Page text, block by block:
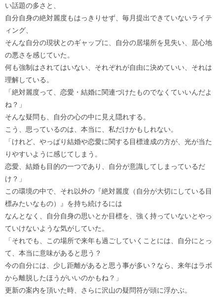
い話題の多さと、
自分自身の絶対麗度もはっきりせず、毎月提出できていないライテ
ィング、
そんな自分の現状とのギャップに、自分の居場所を見失い、居心地
の悪さを感じていた。
何も強制はされてはいない、それぞれが自由に決めていい、それは
理解している。
「絶対麗度って、恋愛・結婚に関連づけたものでなくていいんだよ
ね？」
そんな疑問も、自分の心の中に見え隠れする。
こう、思っているのは、本当に、私だけかもしれない。
「けれど、やっぱり結婚や恋愛に関する目標達成の方が、光が当た
りやすいように感じてしまう。
恋愛、結婚も目的の一つであり、自分が意識してしまっているだ
け？」
この環境の中で、それ以外の『絶対麗度（自分が大切にしている目
標みたいなもの）』を持ち続けるには
なんとなく、自分自身の思いとか目標を、強く持っていないとやっ
ていけないような気がしていた。
「それでも、この場所で来年も過ごしていくことには、自分にとっ
て、本当に意味があると思う？
今の自分には、少し距離があると思う事が多い？なら、来年はラボ
から離脱したほうがいいのかもね？」
更新の案内を頂いた時、さらに沢山の疑問符が頭に浮かぶ。